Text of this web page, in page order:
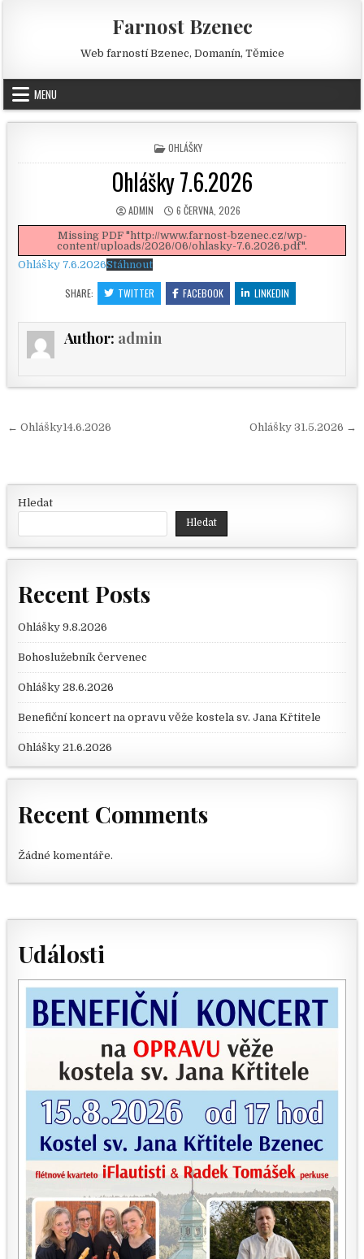
Farnost Bzenec
Web farností Bzenec, Domanín, Těmice
MENU
POSTED IN
OHLÁŠKY
Ohlášky 7.6.2026
AUTHOR:
ADMIN PUBLISHED DATE:
6 ČERVNA, 2026
Missing PDF "http://www.farnost-bzenec.cz/wp-
content/uploads/2026/06/ohlasky-7.6.2026.pdf".
Ohlášky 7.6.2026Stáhnout
SHARE: TWITTER FACEBOOK LINKEDIN
Author: admin
Navigace pro příspěvekOhlášky 31.5.2026 →
← Ohlášky14.6.2026
Hledat
Hledat
Recent Posts
Ohlášky 9.8.2026
Bohoslužebník červenec
Ohlášky 28.6.2026
Benefiční koncert na opravu věže kostela sv. Jana Křtitele
Ohlášky 21.6.2026
Recent Comments
Žádné komentáře.
Události